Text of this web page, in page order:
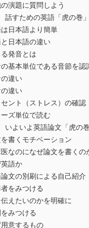
題に質問しよう
すための英語「虎の巻」
日本語より簡単
日本語の違い
発音とは
基本単位である音節を認
違い
違い
ント（ストレス）の確認
ズ単位で読む
よいよ英語論文「虎の巻
書くモチベーション
なのになぜ論文を書くの
語か
文の別刷による自己紹介
をみつける
えたいのかを明確に
みつける
意するもの